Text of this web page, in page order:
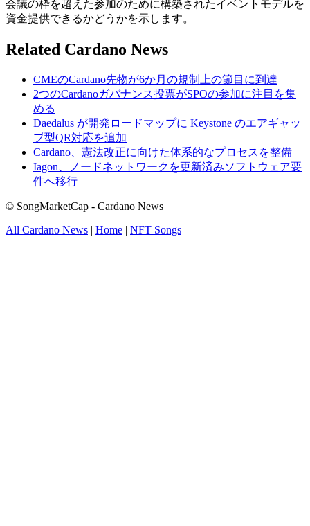
会議の枠を超えた参加のために構築されたイベントモデルを
資金提供できるかどうかを示します。
Related Cardano News
CMEのCardano先物が6か月の規制上の節目に到達
2つのCardanoガバナンス投票がSPOの参加に注目を集
める
Daedalus が開発ロードマップに Keystone のエアギャッ
プ型QR対応を追加
Cardano、憲法改正に向けた体系的なプロセスを整備
Iagon、ノードネットワークを更新済みソフトウェア要
件へ移行
© SongMarketCap - Cardano News
All Cardano News | Home | NFT Songs